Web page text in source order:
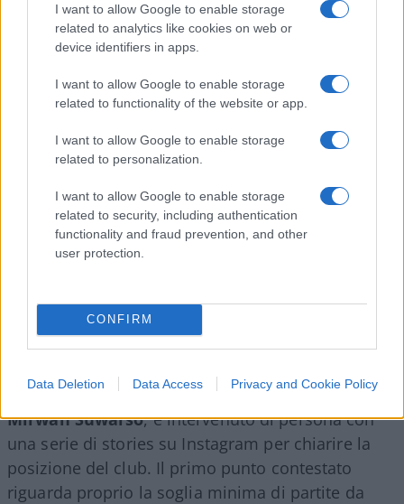
I want to allow Google to enable storage
related to analytics like cookies on web or
device identifiers in apps.
I want to allow Google to enable storage
related to functionality of the website or app.
I want to allow Google to enable storage
related to personalization.
I want to allow Google to enable storage
related to security, including authentication
functionality and fraud prevention, and other
user protection.
CONFIRM
Data Deletion Data Access Privacy and Cookie Policy
ha comunque pagato di tasca propria e che hanno
alimentato il sospetto (poi rivelatosi in parte
l’abbonamento nel corso della stessa stagione.
Di fronte a queste critiche, il presidente del Como,
Mirwan Suwarso, è intervenuto di persona con
una serie di stories su Instagram per chiarire la
posizione del club. Il primo punto contestato
riguarda proprio la soglia minima di partite da